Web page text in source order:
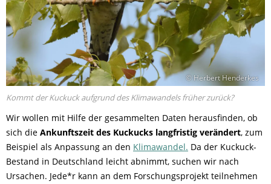
© Herbert Henderkes
Kommt der Kuckuck aufgrund des Klimawandels früher zurück?
Wir wollen mit Hilfe der gesammelten Daten herausfinden, ob
sich die Ankunftszeit des Kuckucks langfristig verändert, zum
Beispiel als Anpassung an den Klimawandel. Da der Kuckuck-
Bestand in Deutschland leicht abnimmt, suchen wir nach
Ursachen. Jede*r kann an dem Forschungsprojekt teilnehmen